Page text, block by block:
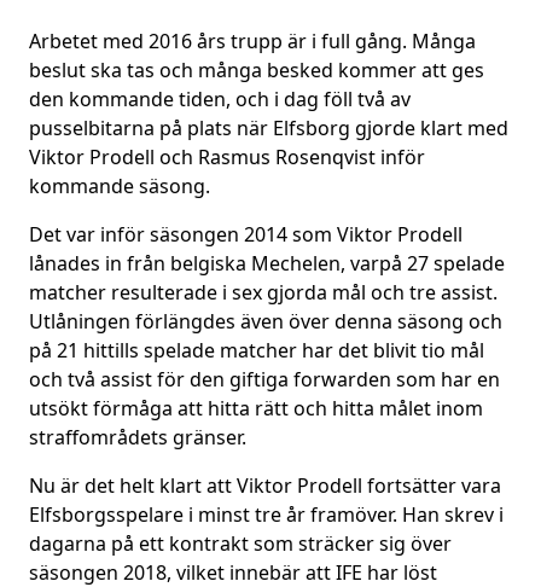
Arbetet med 2016 års trupp är i full gång. Många
beslut ska tas och många besked kommer att ges
den kommande tiden, och i dag föll två av
pusselbitarna på plats när Elfsborg gjorde klart med
Viktor Prodell och Rasmus Rosenqvist inför
kommande säsong.
Det var inför säsongen 2014 som Viktor Prodell
lånades in från belgiska Mechelen, varpå 27 spelade
matcher resulterade i sex gjorda mål och tre assist.
Utlåningen förlängdes även över denna säsong och
på 21 hittills spelade matcher har det blivit tio mål
och två assist för den giftiga forwarden som har en
utsökt förmåga att hitta rätt och hitta målet inom
straffområdets gränser.
Nu är det helt klart att Viktor Prodell fortsätter vara
Elfsborgsspelare i minst tre år framöver. Han skrev i
dagarna på ett kontrakt som sträcker sig över
säsongen 2018, vilket innebär att IFE har löst